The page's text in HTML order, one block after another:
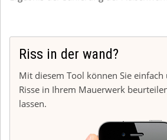
Riss in der wand?
Mit diesem Tool können Sie
Risse in Ihrem Mauerwerk
lassen.